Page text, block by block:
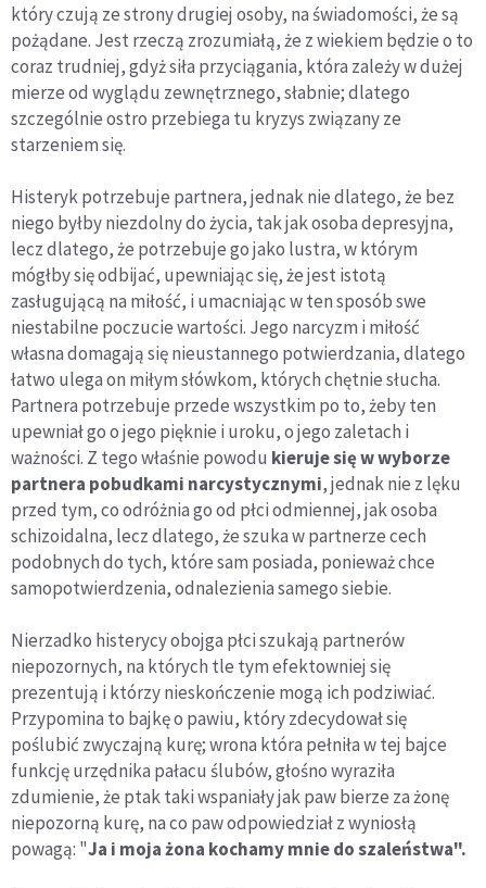
który czują ze strony drugiej osoby, na świadomości, że są
pożądane. Jest rzeczą zrozumiałą, że z wiekiem będzie o to
coraz trudniej, gdyż siła przyciągania, która zależy w dużej
mierze od wyglądu zewnętrznego, słabnie; dlatego
szczególnie ostro przebiega tu kryzys związany ze
starzeniem się.
Histeryk potrzebuje partnera, jednak nie dlatego, że bez
niego byłby niezdolny do życia, tak jak osoba depresyjna,
lecz dlatego, że potrzebuje go jako lustra, w którym
mógłby się odbijać, upewniając się, że jest istotą
zasługującą na miłość, i umacniając w ten sposób swe
niestabilne poczucie wartości. Jego narcyzm i miłość
własna domagają się nieustannego potwierdzania, dlatego
łatwo ulega on miłym słówkom, których chętnie słucha.
Partnera potrzebuje przede wszystkim po to, żeby ten
upewniał go o jego pięknie i uroku, o jego zaletach i
ważności. Z tego właśnie powodu kieruje się w wyborze
partnera pobudkami narcystycznymi, jednak nie z lęku
przed tym, co odróżnia go od płci odmiennej, jak osoba
schizoidalna, lecz dlatego, że szuka w partnerze cech
podobnych do tych, które sam posiada, ponieważ chce
samopotwierdzenia, odnalezienia samego siebie.
Nierzadko histerycy obojga płci szukają partnerów
niepozornych, na których tle tym efektowniej się
prezentują i którzy nieskończenie mogą ich podziwiać.
Przypomina to bajkę o pawiu, który zdecydował się
poślubić zwyczajną kurę; wrona która pełniła w tej bajce
funkcję urzędnika pałacu ślubów, głośno wyraziła
zdumienie, że ptak taki wspaniały jak paw bierze za żonę
niepozorną kurę, na co paw odpowiedział z wyniosłą
powagą: "Ja i moja żona kochamy mnie do szaleństwa".